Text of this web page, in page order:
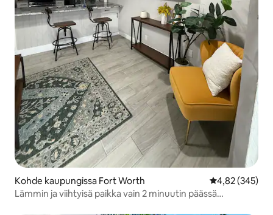
Kohde kaupungissa Fort Worth
4,82 (345)
Lämmin ja viihtyisä paikka vain 2 minuutin päässä